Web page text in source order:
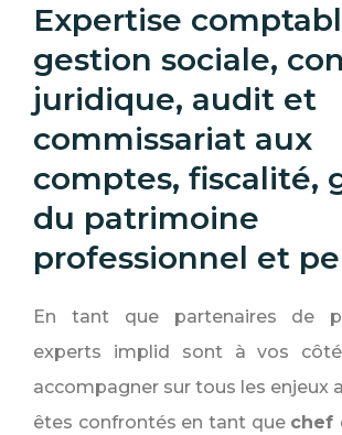
Expertise
gestion sociale,
juridique, audit et
commissariat aux
comptes, fiscalité,
du patrimoine
professionnel et
En tant que partenaires de
experts implid sont à vos
accompagner sur tous les enjeux
êtes confrontés en tant que chef